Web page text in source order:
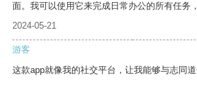
面。我可以使用它来完成日常办公的所有任务
2024-05-21
游客
这款app就像我的社交平台，让我能够与志同道